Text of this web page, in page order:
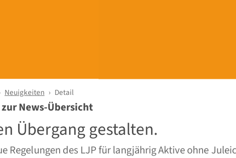
Neuigkeiten Detail
Übergang gestalten.
Regelungen des LJP für langjährig Aktive ohne
zur News-Übersicht